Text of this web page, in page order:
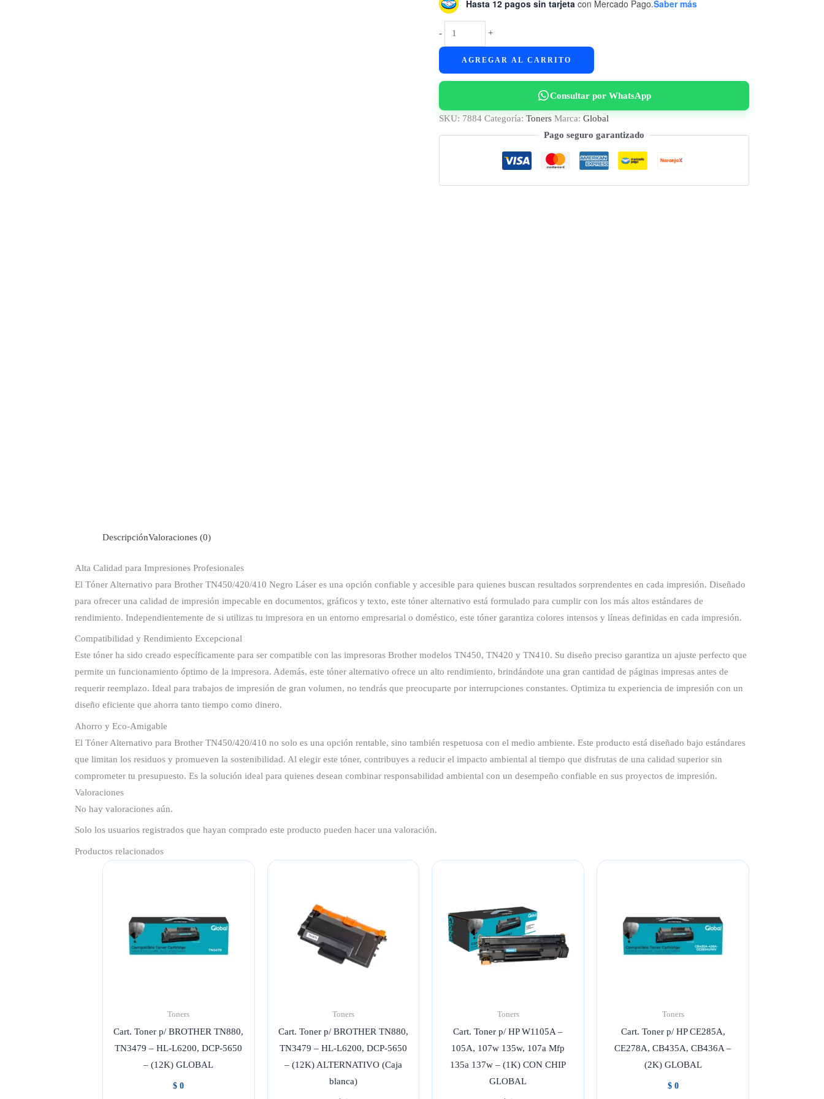
Hasta 12 pagos sin tarjeta con Mercado Pago.Saber más
-
Cart.
Toner
-
+
AGREGAR AL CARRITO
Consultar por WhatsApp
SKU: 7884 Categoría: Toners Marca: Global
Pago seguro garantizado
DescripciónValoraciones (0)
Alta Calidad para Impresiones Profesionales
El Tóner Alternativo para Brother TN450/420/410 Negro Láser es una opción confiable y accesible para quienes buscan resultados sorprendentes en cada impresión. Diseñado
para ofrecer una calidad de impresión impecable en documentos, gráficos y texto, este tóner alternativo está formulado para cumplir con los más altos estándares de
rendimiento. Independientemente de si utilizas tu impresora en un entorno empresarial o doméstico, este tóner garantiza colores intensos y líneas definidas en cada impresión.
Compatibilidad y Rendimiento Excepcional
Este tóner ha sido creado específicamente para ser compatible con las impresoras Brother modelos TN450, TN420 y TN410. Su diseño preciso garantiza un ajuste perfecto que
permite un funcionamiento óptimo de la impresora. Además, este tóner alternativo ofrece un alto rendimiento, brindándote una gran cantidad de páginas impresas antes de
requerir reemplazo. Ideal para trabajos de impresión de gran volumen, no tendrás que preocuparte por interrupciones constantes. Optimiza tu experiencia de impresión con un
diseño eficiente que ahorra tanto tiempo como dinero.
Ahorro y Eco-Amigable
El Tóner Alternativo para Brother TN450/420/410 no solo es una opción rentable, sino también respetuosa con el medio ambiente. Este producto está diseñado bajo estándares
que limitan los residuos y promueven la sostenibilidad. Al elegir este tóner, contribuyes a reducir el impacto ambiental al tiempo que disfrutas de una calidad superior sin
comprometer tu presupuesto. Es la solución ideal para quienes desean combinar responsabilidad ambiental con un desempeño confiable en sus proyectos de impresión.
Valoraciones
No hay valoraciones aún.
Solo los usuarios registrados que hayan comprado este producto pueden hacer una valoración.
Productos relacionados
Toners
Cart. Toner p/ BROTHER TN880,
TN3479 – HL-L6200, DCP-5650
– (12K) GLOBAL
$ 0
Toners
Cart. Toner p/ BROTHER TN880,
TN3479 – HL-L6200, DCP-5650
– (12K) ALTERNATIVO (Caja
blanca)
Toners
Cart. Toner p/ HP W1105A –
105A, 107w 135w, 107a Mfp
135a 137w – (1K) CON CHIP
GLOBAL
Toners
Cart. Toner p/ HP CE285A,
CE278A, CB435A, CB436A –
(2K) GLOBAL
$0